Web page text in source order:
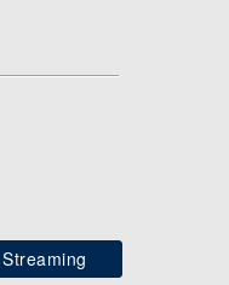
Streaming